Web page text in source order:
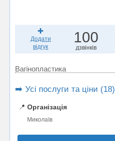
Додати
відгук
100
дзвінків
Вагінопластика
➡️ Усі послуги та ціни (18)
📍 Організація
Миколаїв